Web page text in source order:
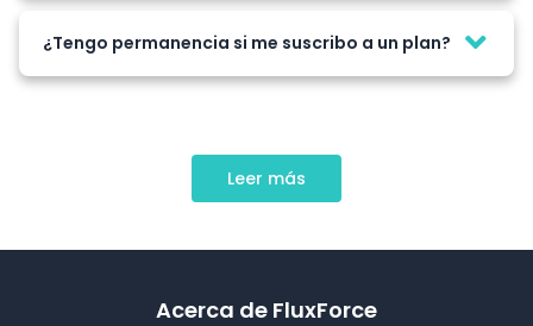
¿Tengo permanencia si me suscribo a un plan?
Leer más
Acerca de FluxForce